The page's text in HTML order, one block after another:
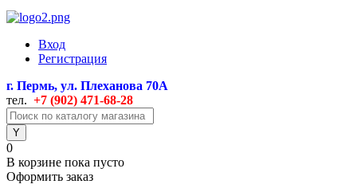
Вход
Регистрация
г. Пермь, ул. Плеханова 70А
тел. +7 (902) 471-68-28
0
В корзине пока пусто
Оформить заказ